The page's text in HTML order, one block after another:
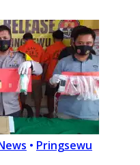
• Pringsewu